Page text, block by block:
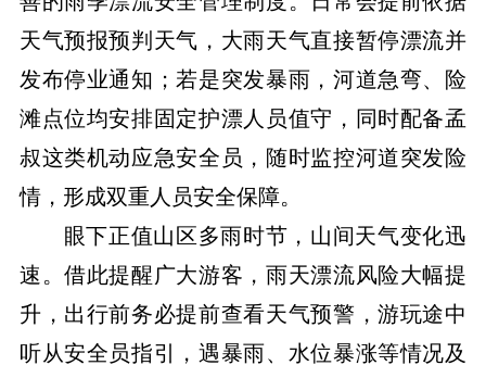
天气预报预判天气，大雨天气直接暂停漂流并
发布停业通知；若是突发暴雨，河道急弯、险
滩点位均安排固定护漂人员值守，同时配备孟
叔这类机动应急安全员，随时监控河道突发险
情，形成双重人员安全保障。
眼下正值山区多雨时节，山间天气变化迅
速。借此提醒广大游客，雨天漂流风险大幅提
升，出行前务必提前查看天气预警，游玩途中
听从安全员指引，遇暴雨、水位暴涨等情况及